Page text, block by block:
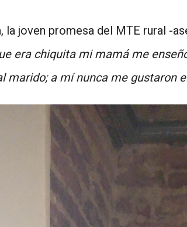
la joven promesa del MTE rural -
era chiquita mi mamá me
marido; a mí nunca me gustaron